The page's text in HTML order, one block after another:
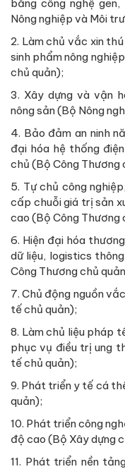
bằng công nghệ
Nông nghiệp và Môi
2. Làm chủ vắc xin
sinh phẩm nông
chủ quản);
3. Xây dựng và vận
nông sản (Bộ Nông
4. Bảo đảm an ninh
đại hóa hệ thống
chủ (Bộ Công Thương
5. Tự chủ công
cấp chuỗi giá trị sản
cao (Bộ Công Thương
6. Hiện đại hóa
dữ liệu, logistics
Công Thương chủ
7. Chủ động nguồn
tế chủ quản);
8. Làm chủ liệu pháp
phục vụ điều trị ung
tế chủ quản);
9. Phát triển y tế cá
quản);
10. Phát triển công
độ cao (Bộ Xây dựng
11. Phát triển nền